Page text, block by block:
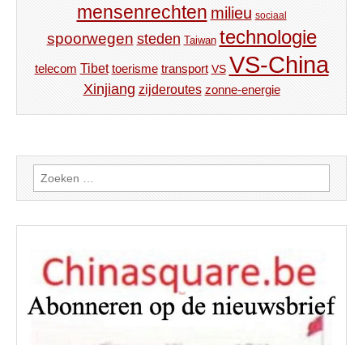
mensenrechten milieu sociaal
spoorwegen steden Taiwan technologie
telecom Tibet toerisme transport VS VS-China
Xinjiang zijderoutes zonne-energie
Zoeken
naar: